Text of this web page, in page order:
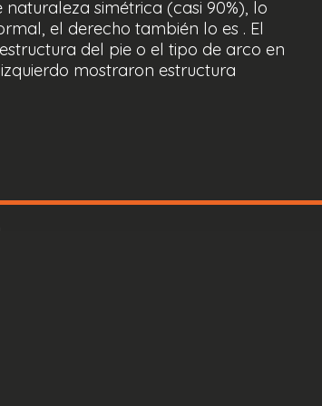
simétrica (casi 90%), lo
el derecho también lo es . El
del pie o el tipo de arco en
mostraron estructura